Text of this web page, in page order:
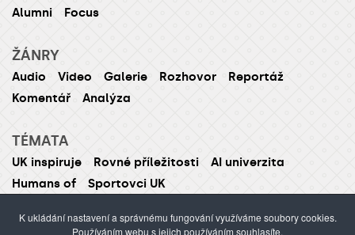
Alumni
Focus
ŽÁNRY
Audio Video Galerie Rozhovor
Reportáž
Komentář
Analýza
TÉMATA
UK inspiruje Rovné příležitosti
AI univerzita
Humans of
Sportovci UK
K ukládání nastavení a správnému fungování využíváme soubory cookies.
Používáním webu s jejich používáním souhlasíte.